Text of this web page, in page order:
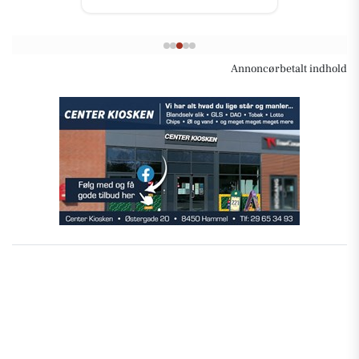
Annoncørbetalt indhold